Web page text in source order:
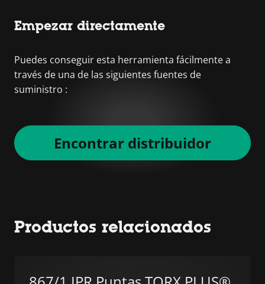
Empezar directamente
Puedes conseguir esta herramienta fácilmente a
través de una de las siguientes fuentes de
suministro :
Encontrar distribuidor
Productos relacionados